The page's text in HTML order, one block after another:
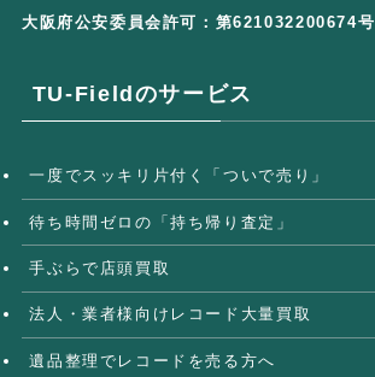
大阪府公安委員会許可：第621032200674号
TU-Fieldのサービス
一度でスッキリ片付く「ついで売り」
待ち時間ゼロの「持ち帰り査定」
手ぶらで店頭買取
法人・業者様向けレコード大量買取
遺品整理でレコードを売る方へ